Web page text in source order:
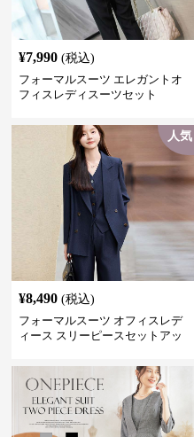
¥7,990 (税込)
フォーマルスーツ エレガントオ
フィスレディスーツセット
人気
¥8,490 (税込)
フォーマルスーツ オフィスレデ
ィース スリーピースセットアッ